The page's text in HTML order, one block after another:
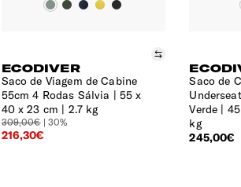
ECODIVER
Saco de Viagem de Cabine
55cm 4 Rodas Sálvia
55 x
40 x 23 cm | 2.7 kg
309,00€ | 30%
216,30€
Saco de
Verde
kg
245,00€